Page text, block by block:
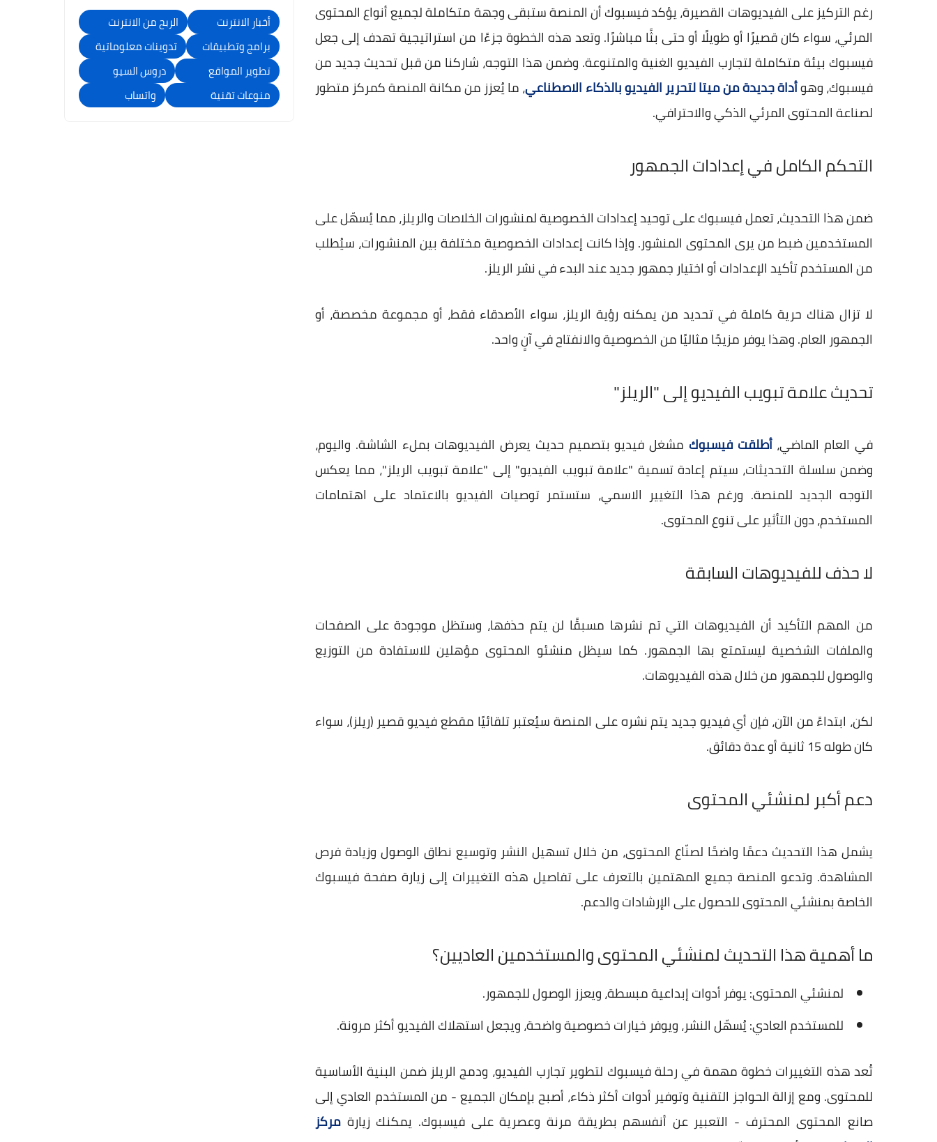
رغم التركيز على الفيديوهات القصيرة، يؤكد فيسبوك أن المنصة ستبقى وجهة متكاملة لجميع أنواع المحتوى
المرئي، سواء كان قصيرًا أو طويلًا أو حتى بثًا مباشرًا. وتعد هذه الخطوة جزءًا من استراتيجية تهدف إلى جعل
فيسبوك بيئة متكاملة لتجارب الفيديو الغنية والمتنوعة. وضمن هذا التوجه، شاركنا من قبل تحديث جديد من
فيسبوك، وهوأداة جديدة من ميتا لتحرير الفيديو بالذكاء الاصطناعي، ما يُعزز من مكانة المنصة كمركز متطور
لصناعة المحتوى المرئي الذكي والاحترافي.
التحكم الكامل في إعدادات الجمهور
ضمن هذا التحديث، تعمل فيسبوك على توحيد إعدادات الخصوصية لمنشورات الخلاصات والريلز، مما يُسهّل على
المستخدمين ضبط من يرى المحتوى المنشور. وإذا كانت إعدادات الخصوصية مختلفة بين المنشورات، سيُطلب
من المستخدم تأكيد الإعدادات أو اختيار جمهور جديد عند البدء في نشر الريلز.
لا تزال هناك حرية كاملة في تحديد من يمكنه رؤية الريلز، سواء الأصدقاء فقط، أو مجموعة مخصصة، أو
الجمهور العام. وهذا يوفر مزيجًا مثاليًا من الخصوصية والانفتاح في آنٍ واحد.
تحديث علامة تبويب الفيديو إلى "الريلز"
في العام الماضي،أطلقت فيسبوك مشغل فيديو بتصميم حديث يعرض الفيديوهات بملء الشاشة. واليوم،
وضمن سلسلة التحديثات، سيتم إعادة تسمية "علامة تبويب الفيديو" إلى "علامة تبويب الريلز"، مما يعكس
التوجه الجديد للمنصة. ورغم هذا التغيير الاسمي، ستستمر توصيات الفيديو بالاعتماد على اهتمامات
المستخدم، دون التأثير على تنوع المحتوى.
لا حذف للفيديوهات السابقة
من المهم التأكيد أن الفيديوهات التي تم نشرها مسبقًا لن يتم حذفها، وستظل موجودة على الصفحات
والملفات الشخصية ليستمتع بها الجمهور. كما سيظل منشئو المحتوى مؤهلين للاستفادة من التوزيع
والوصول للجمهور من خلال هذه الفيديوهات.
لكن، ابتداءً من الآن، فإن أي فيديو جديد يتم نشره على المنصة سيُعتبر تلقائيًا مقطع فيديو قصير (ريلز)، سواء
كان طوله 15 ثانية أو عدة دقائق.
دعم أكبر لمنشئي المحتوى
يشمل هذا التحديث دعمًا واضحًا لصنّاع المحتوى، من خلال تسهيل النشر وتوسيع نطاق الوصول وزيادة فرص
المشاهدة. وتدعو المنصة جميع المهتمين بالتعرف على تفاصيل هذه التغييرات إلى زيارة صفحة فيسبوك
الخاصة بمنشئي المحتوى للحصول على الإرشادات والدعم.
ما أهمية هذا التحديث لمنشئي المحتوى والمستخدمين العاديين؟
لمنشئي المحتوى: يوفر أدوات إبداعية مبسطة، ويعزز الوصول للجمهور.
للمستخدم العادي: يُسهّل النشر، ويوفر خيارات خصوصية واضحة، ويجعل استهلاك الفيديو أكثر مرونة.
تُعد هذه التغييرات خطوة مهمة في رحلة فيسبوك لتطوير تجارب الفيديو، ودمج الريلز ضمن البنية الأساسية
للمحتوى. ومع إزالة الحواجز التقنية وتوفير أدوات أكثر ذكاء، أصبح بإمكان الجميع - من المستخدم العادي إلى
صانع المحتوى المحترف - التعبير عن أنفسهم بطريقة مرنة وعصرية على فيسبوك. يمكنك زيارة مركز
أخبار الانترنت
الربح من الانترنت
برامج وتطبيقات
تدوينات معلوماتية
تطوير المواقع
دروس السيو
منوعات تقنية
واتساب